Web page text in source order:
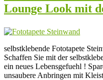
Lounge Look mit
selbstklebende Fototapete
Schaffen Sie mit der
ein neues Lebensgefuehl !
unsaubere Anbringen mit